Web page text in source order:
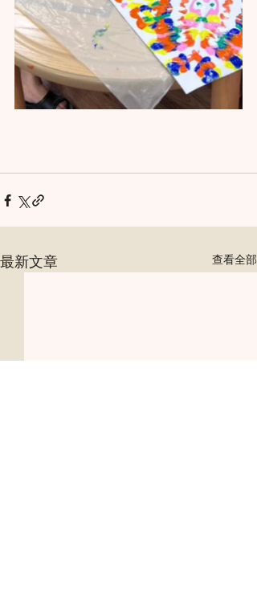
最新文章 查看全部